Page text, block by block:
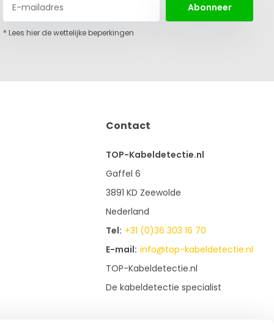
Abonneer
* Lees hier de wettelijke beperkingen
Contact
TOP-Kabeldetectie.nl
Gaffel 6
3891 KD Zeewolde
Nederland
Tel: +31 (0)36 303 16 70
E-mail: info@top-kabeldetectie.nl
TOP-Kabeldetectie.nl
De kabeldetectie specialist